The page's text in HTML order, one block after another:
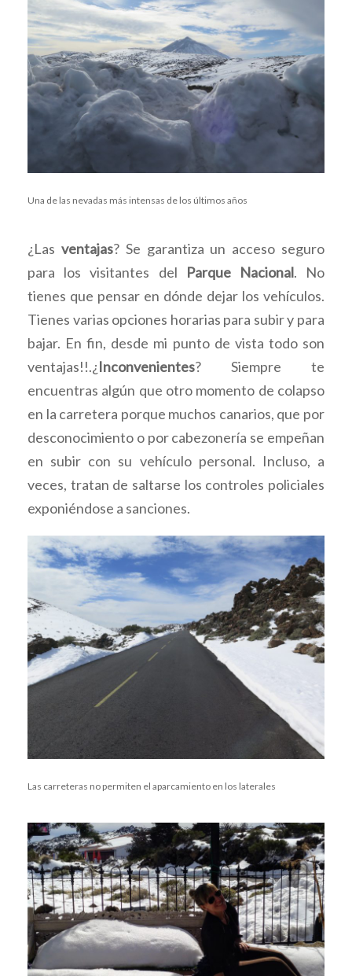
Una de las nevadas más intensas de los últimos años
¿Las ventajas? Se garantiza un acceso seguro
para los visitantes del
Parque Nacional. No
tienes que pensar en dónde dejar los vehículos.
Tienes varias opciones horarias para subir y para
bajar. En fin, desde mi punto de vista todo son
ventajas!!.¿Inconvenientes? Siempre te
encuentras algún que otro momento de colapso
en la carretera porque muchos canarios, que por
desconocimiento o por cabezonería se empeñan
en subir con su vehículo personal. Incluso, a
veces, tratan de saltarse los controles policiales
exponiéndose a sanciones.
Las carreteras no permiten el aparcamiento en los laterales